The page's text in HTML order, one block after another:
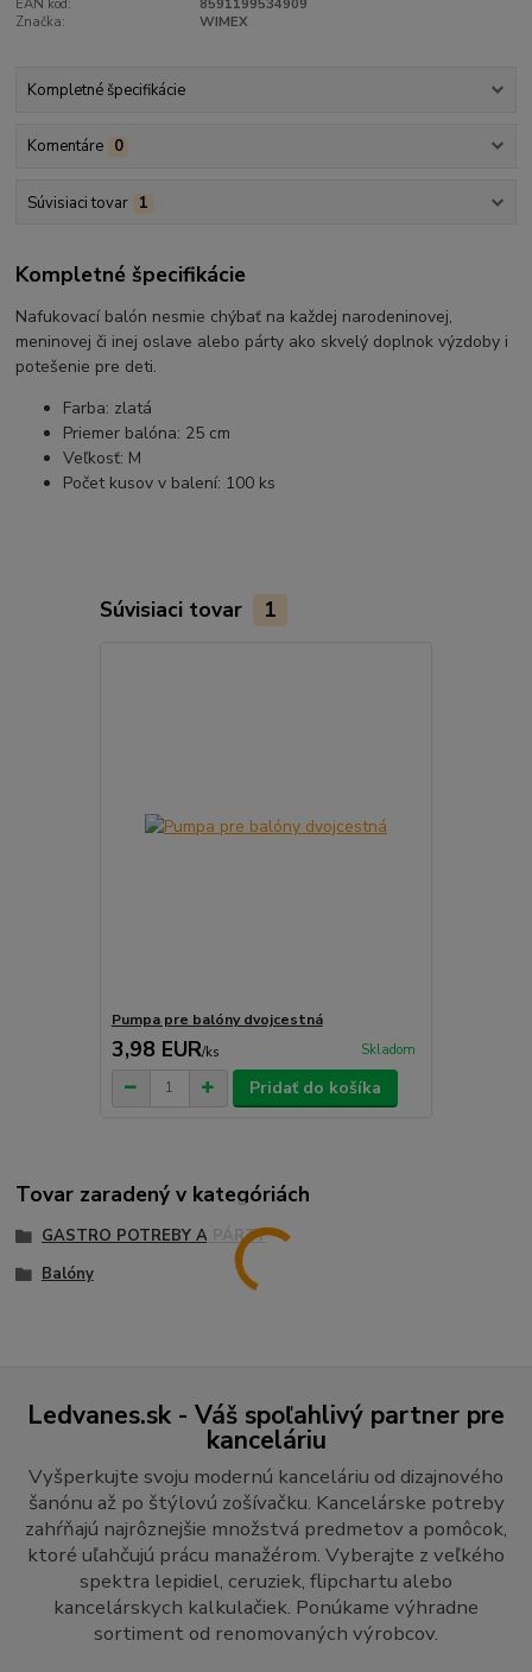
EAN kód:
8591199534909
Značka:
WIMEX
Kompletné špecifikácie
Komentáre 0
Súvisiaci tovar 1
Kompletné špecifikácie
Nafukovací balón nesmie chýbať na každej narodeninovej,
meninovej či inej oslave alebo párty ako skvelý doplnok výzdoby i
potešenie pre deti.
Farba: zlatá
Priemer balóna: 25 cm
Veľkosť: M
Počet kusov v balení: 100 ks
Súvisiaci tovar 1
Pumpa pre balóny dvojcestná
3,98 EUR/ks Skladom
Pridať do košíka
Tovar zaradený v kategóriách
GASTRO POTREBY A PÁRTY
Balóny
Ledvanes.sk - Váš spoľahlivý partner pre
kanceláriu
Vyšperkujte svoju modernú kanceláriu od dizajnového
šanónu až po štýlovú zošívačku. Kancelárske potreby
zahŕňajú najrôznejšie množstvá predmetov a pomôcok,
ktoré uľahčujú prácu manažérom. Vyberajte z veľkého
spektra lepidiel, ceruziek, flipchartu alebo
kancelárskych kalkulačiek. Ponúkame výhradne
sortiment od renomovaných výrobcov.